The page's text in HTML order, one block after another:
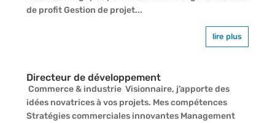
de profit Gestion de projet...
lire plus
Directeur de développement
Commerce & industrie Visionnaire, j’apporte des
idées novatrices à vos projets. Mes compétences
Stratégies commerciales innovantes Management